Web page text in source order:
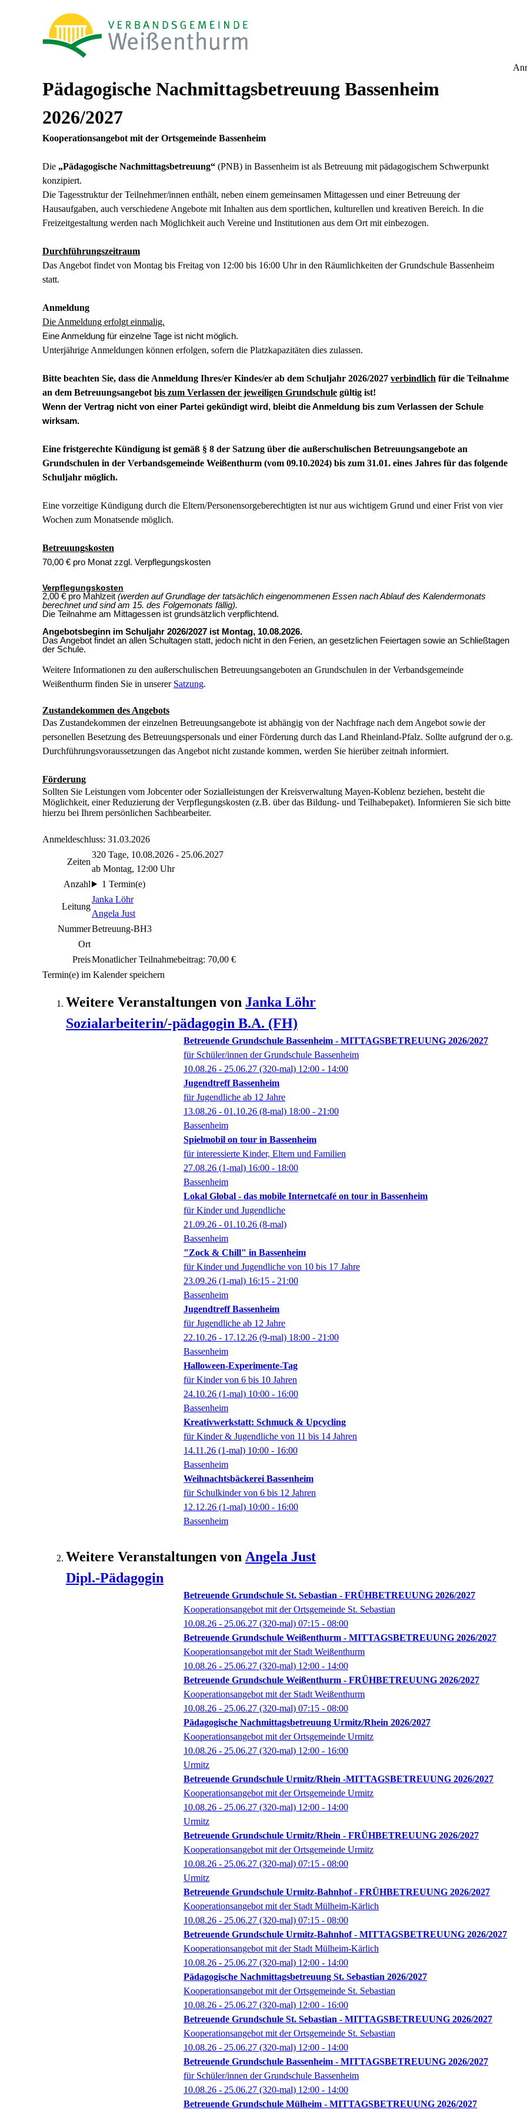
Pädagogische Nachmittagsbetreuung Bassenheim
2026/2027
Kooperationsangebot mit der Ortsgemeinde Bassenheim
Die „Pädagogische Nachmittagsbetreuung“ (PNB) in Bassenheim ist als Betreuung mit pädagogischem Schwerpunkt
konzipiert.
Die Tagesstruktur der Teilnehmer/innen enthält, neben einem gemeinsamen Mittagessen und einer Betreuung der
Hausaufgaben, auch verschiedene Angebote mit Inhalten aus dem sportlichen, kulturellen und kreativen Bereich. In die
Freizeitgestaltung werden nach Möglichkeit auch Vereine und Institutionen aus dem Ort mit einbezogen.
Durchführungszeitraum
Das Angebot findet von Montag bis Freitag von 12:00 bis 16:00 Uhr in den Räumlichkeiten der Grundschule Bassenheim
statt.
Anmeldung
Die Anmeldung erfolgt einmalig.
Eine Anmeldung für einzelne Tage ist nicht möglich.
Unterjährige Anmeldungen können erfolgen, sofern die Platzkapazitäten dies zulassen.
Bitte beachten Sie, dass die Anmeldung Ihres/er Kindes/er ab dem Schuljahr 2026/2027 verbindlich für die Teilnahme
an dem Betreuungsangebot bis zum Verlassen der jeweiligen Grundschule gültig ist!
Wenn der Vertrag nicht von einer Partei gekündigt wird, bleibt die Anmeldung bis zum Verlassen der Schule
wirksam.
Eine fristgerechte Kündigung ist gemäß § 8 der Satzung über die außerschulischen Betreuungsangebote an
Grundschulen in der Verbandsgemeinde Weißenthurm (vom 09.10.2024) bis zum 31.01. eines Jahres für das folgende
Schuljahr möglich.
Eine vorzeitige Kündigung durch die Eltern/Personensorgeberechtigten ist nur aus wichtigem Grund und einer Frist von vier
Wochen zum Monatsende möglich.
Betreuungskosten
70,00 € pro Monat zzgl. Verpflegungskosten
Verpflegungskosten
2,00 € pro Mahlzeit (werden auf Grundlage der tatsächlich eingenommenen Essen nach Ablauf des Kalendermonats
berechnet und sind am 15. des Folgemonats fällig).
Die Teilnahme am Mittagessen ist grundsätzlich verpflichtend.
Angebotsbeginn im Schuljahr 2026/2027 ist Montag, 10.08.2026.
Das Angebot findet an allen Schultagen statt, jedoch nicht in den Ferien, an gesetzlichen Feiertagen sowie an Schließtagen
der Schule.
Weitere Informationen zu den außerschulischen Betreuungsangeboten an Grundschulen in der Verbandsgemeinde
Weißenthurm finden Sie in unserer Satzung.
Zustandekommen des Angebots
Das Zustandekommen der einzelnen Betreuungsangebote ist abhängig von der Nachfrage nach dem Angebot sowie der
personellen Besetzung des Betreuungspersonals und einer Förderung durch das Land Rheinland-Pfalz. Sollte aufgrund der o.g.
Durchführungsvoraussetzungen das Angebot nicht zustande kommen, werden Sie hierüber zeitnah informiert.
Förderung
Sollten Sie Leistungen vom Jobcenter oder Sozialleistungen der Kreisverwaltung Mayen-Koblenz beziehen, besteht die
Möglichkeit, einer Reduzierung der Verpflegungskosten (z.B. über das Bildung- und Teilhabepaket). Informieren Sie sich bitte
hierzu bei Ihrem persönlichen Sachbearbeiter.
Anmeldeschluss: 31.03.2026
Zeiten
320 Tage, 10.08.2026 - 25.06.2027
ab Montag, 12:00 Uhr
Anzahl
1 Termin(e)
Leitung
Janka Löhr
Angela Just
NummerBetreuung-BH3
Ort
PreisMonatlicher Teilnahmebeitrag: 70,00 €
Termin(e) im Kalender speichern
Weitere Veranstaltungen von Janka Löhr
Sozialarbeiterin/-pädagogin B.A. (FH)
Betreuende Grundschule Bassenheim - MITTAGSBETREUUNG 2026/2027
für Schüler/innen der Grundschule Bassenheim
10.08.26 - 25.06.27 (320-mal) 12:00 - 14:00
Jugendtreff Bassenheim
für Jugendliche ab 12 Jahre
13.08.26 - 01.10.26 (8-mal) 18:00 - 21:00
Bassenheim
Spielmobil on tour in Bassenheim
für interessierte Kinder, Eltern und Familien
27.08.26 (1-mal) 16:00 - 18:00
Bassenheim
Lokal Global - das mobile Internetcafé on tour in Bassenheim
für Kinder und Jugendliche
21.09.26 - 01.10.26 (8-mal)
Bassenheim
"Zock & Chill" in Bassenheim
für Kinder und Jugendliche von 10 bis 17 Jahre
23.09.26 (1-mal) 16:15 - 21:00
Bassenheim
Jugendtreff Bassenheim
für Jugendliche ab 12 Jahre
22.10.26 - 17.12.26 (9-mal) 18:00 - 21:00
Bassenheim
Halloween-Experimente-Tag
für Kinder von 6 bis 10 Jahren
24.10.26 (1-mal) 10:00 - 16:00
Bassenheim
Kreativwerkstatt: Schmuck & Upcycling
für Kinder & Jugendliche von 11 bis 14 Jahren
14.11.26 (1-mal) 10:00 - 16:00
Bassenheim
Weihnachtsbäckerei Bassenheim
für Schulkinder von 6 bis 12 Jahren
12.12.26 (1-mal) 10:00 - 16:00
Bassenheim
Weitere Veranstaltungen von Angela Just
Dipl.-Pädagogin
Betreuende Grundschule St. Sebastian - FRÜHBETREUUNG 2026/2027
Kooperationsangebot mit der Ortsgemeinde St. Sebastian
10.08.26 - 25.06.27 (320-mal) 07:15 - 08:00
Betreuende Grundschule Weißenthurm - MITTAGSBETREUUNG 2026/2027
Kooperationsangebot mit der Stadt Weißenthurm
10.08.26 - 25.06.27 (320-mal) 12:00 - 14:00
Betreuende Grundschule Weißenthurm - FRÜHBETREUUNG 2026/2027
Kooperationsangebot mit der Stadt Weißenthurm
10.08.26 - 25.06.27 (320-mal) 07:15 - 08:00
Pädagogische Nachmittagsbetreuung Urmitz/Rhein 2026/2027
Kooperationsangebot mit der Ortsgemeinde Urmitz
10.08.26 - 25.06.27 (320-mal) 12:00 - 16:00
Urmitz
Betreuende Grundschule Urmitz/Rhein -MITTAGSBETREUUNG 2026/2027
Kooperationsangebot mit der Ortsgemeinde Urmitz
10.08.26 - 25.06.27 (320-mal) 12:00 - 14:00
Urmitz
Betreuende Grundschule Urmitz/Rhein - FRÜHBETREUUNG 2026/2027
Kooperationsangebot mit der Ortsgemeinde Urmitz
10.08.26 - 25.06.27 (320-mal) 07:15 - 08:00
Urmitz
Betreuende Grundschule Urmitz-Bahnhof - FRÜHBETREUUNG 2026/2027
Kooperationsangebot mit der Stadt Mülheim-Kärlich
10.08.26 - 25.06.27 (320-mal) 07:15 - 08:00
Betreuende Grundschule Urmitz-Bahnhof - MITTAGSBETREUUNG 2026/2027
Kooperationsangebot mit der Stadt Mülheim-Kärlich
10.08.26 - 25.06.27 (320-mal) 12:00 - 14:00
Pädagogische Nachmittagsbetreuung St. Sebastian 2026/2027
Kooperationsangebot mit der Ortsgemeinde St. Sebastian
10.08.26 - 25.06.27 (320-mal) 12:00 - 16:00
Betreuende Grundschule St. Sebastian - MITTAGSBETREUUNG 2026/2027
Kooperationsangebot mit der Ortsgemeinde St. Sebastian
10.08.26 - 25.06.27 (320-mal) 12:00 - 14:00
Betreuende Grundschule Bassenheim - MITTAGSBETREUUNG 2026/2027
für Schüler/innen der Grundschule Bassenheim
10.08.26 - 25.06.27 (320-mal) 12:00 - 14:00
Betreuende Grundschule Mülheim - MITTAGSBETREUUNG 2026/2027